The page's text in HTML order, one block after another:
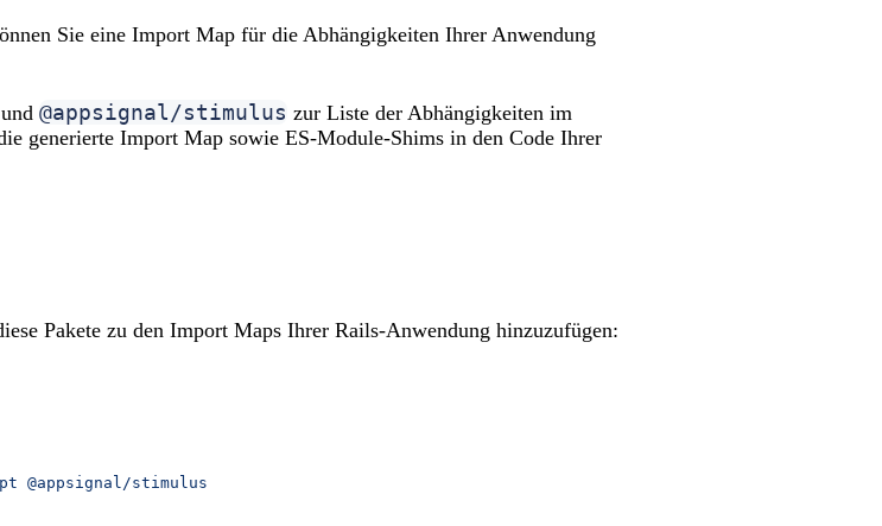
Sie eine Import Map für die Abhängigkeiten Ihrer Anwendung
und @appsignal/stimulus zur Liste der Abhängigkeiten im
generierte Import Map sowie ES-Module-Shims in den Code Ihrer
Pakete zu den Import Maps Ihrer Rails-Anwendung hinzuzufügen:
@appsignal/stimulus